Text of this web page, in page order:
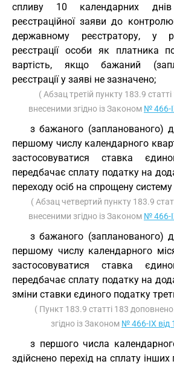
спливу 10 календарних
реєстраційної заяви до
державному реєстратору, у
реєстрації особи як платника
вартість, якщо бажаний
реєстрації у заяві не зазначено;
( Абзац третій пункту 183.9 статті
внесеними згідно із Законом № 466-
з бажаного (запланованого)
першому числу календарного
застосовуватися ставка
передбачає сплату податку на
переходу осіб на спрощену
( Абзац четвертий пункту 183.9
внесеними згідно із Законом № 466-
з бажаного (запланованого)
першому числу календарного
застосовуватися ставка
передбачає сплату податку на
зміни ставки єдиного податку
( Пункт 183.9 статті 183
згідно із Законом № 466-IX від
з першого числа
здійснено перехід на сплату інших